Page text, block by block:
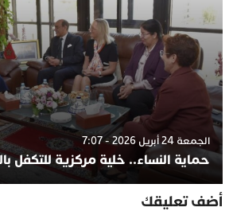
الجمعة 24 أبريل 2026 - 7:07
حماية النساء.. خلية مركزية للتكفل
أضف تعليقك